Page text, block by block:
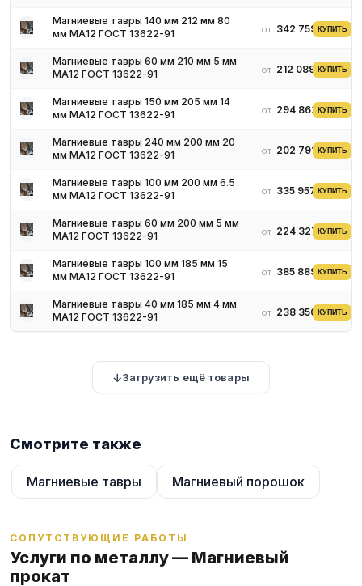
Магниевые тавры 140 мм 212 мм 80
мм МА12 ГОСТ 13622-91
от 342 759 ₽КУПИТЬ
Магниевые тавры 60 мм 210 мм 5 мм
МА12 ГОСТ 13622-91
от 212 089 ₽КУПИТЬ
Магниевые тавры 150 мм 205 мм 14
мм МА12 ГОСТ 13622-91
от 294 862 ₽КУПИТЬ
Магниевые тавры 240 мм 200 мм 20
мм МА12 ГОСТ 13622-91
от 202 791 ₽КУПИТЬ
Магниевые тавры 100 мм 200 мм 6.5
мм МА12 ГОСТ 13622-91
от 335 957 ₽КУПИТЬ
Магниевые тавры 60 мм 200 мм 5 мм
МА12 ГОСТ 13622-91
от 224 327 ₽КУПИТЬ
Магниевые тавры 100 мм 185 мм 15
мм МА12 ГОСТ 13622-91
от 385 889 ₽КУПИТЬ
Магниевые тавры 40 мм 185 мм 4 мм
МА12 ГОСТ 13622-91
от 238 350 ₽КУПИТЬ
Загрузить ещё товары
Смотрите также
Магниевые тавры Магниевый порошок
СОПУТСТВУЮЩИЕ РАБОТЫ
Услуги по металлу — Магниевый
прокат